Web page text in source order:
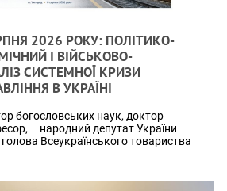
2026 РОКУ: ПОЛІТИКО-
І ВІЙСЬКОВО-
СИСТЕМНОЇ КРИЗИ
В УКРАЇНІ
богословських наук, доктор
народний депутат України
Всеукраїнського товариства